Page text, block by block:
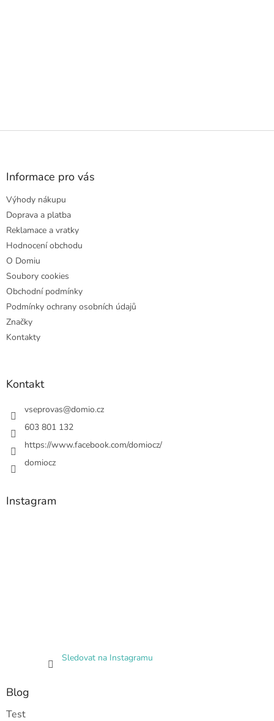
Z
Informace pro vás
Výhody nákupu
Doprava a platba
Reklamace a vratky
Hodnocení obchodu
O Domiu
Soubory cookies
Obchodní podmínky
Podmínky ochrany osobních údajů
Značky
Kontakty
Kontakt
vseprovas@domio.cz
603 801 132
https://www.facebook.com/domiocz/
domiocz
Instagram
Sledovat na Instagramu
Blog
Test